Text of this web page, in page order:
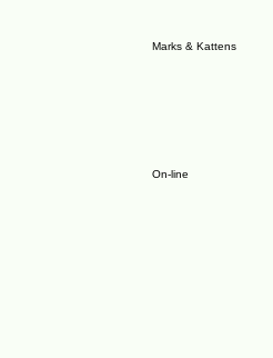
Marks & Kattens
On-line